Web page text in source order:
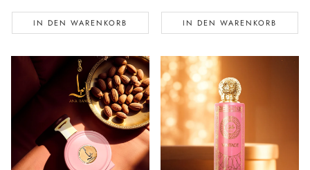
IN DEN WARENKORB IN DEN WARENKORB